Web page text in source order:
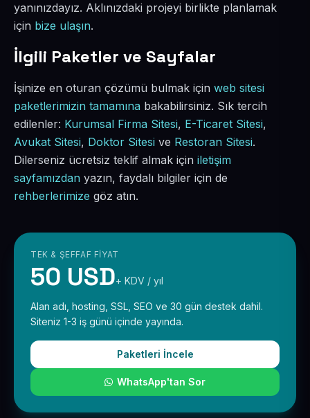
yanınızdayız. Aklınızdaki projeyi birlikte planlamak
için bize ulaşın.
İlgili Paketler ve Sayfalar
İşinize en oturan çözümü bulmak için web sitesi
paketlerimizin tamamına bakabilirsiniz. Sık tercih
edilenler: Kurumsal Firma Sitesi, E-Ticaret Sitesi,
Avukat Sitesi, Doktor Sitesi ve Restoran Sitesi.
Dilerseniz ücretsiz teklif almak için iletişim
sayfamızdan yazın, faydalı bilgiler için de
rehberlerimize göz atın.
TEK & ŞEFFAF FIYAT
50 USD+ KDV / yıl
Alan adı, hosting, SSL, SEO ve 30 gün destek dahil.
Siteniz 1-3 iş günü içinde yayında.
Paketleri İncele
WhatsApp'tan Sor